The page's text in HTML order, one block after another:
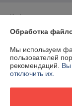
Информация для
Юридическое лицо:
Ленинская 70/2
Регистрационный
Регистрационный
Обработка
Мы используем
пользователей
рекомендаций. Вы
отключить их.